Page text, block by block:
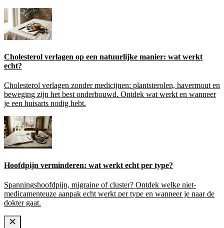
Cholesterol verlagen op een natuurlijke manier: wat werkt
echt?
Cholesterol verlagen zonder medicijnen: plantsterolen, havermout en
beweging zijn het best onderbouwd. Ontdek wat werkt en wanneer
je een huisarts nodig hebt.
Hoofdpijn verminderen: wat werkt echt per type?
Spanningshoofdpijn, migraine of cluster? Ontdek welke niet-
medicamenteuze aanpak echt werkt per type en wanneer je naar de
dokter gaat.